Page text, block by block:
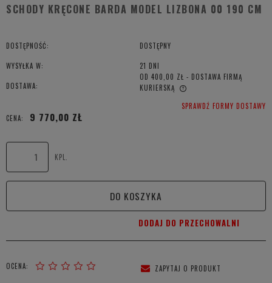
SCHODY KRĘCONE BARDA MODEL LIZBONA 00 190 CM
DOSTĘPNOŚĆ: DOSTĘPNY
WYSYŁKA W: 21 DNI
DOSTAWA:
OD 400,00 ZŁ - DOSTAWA FIRMĄ
KURIERSKĄ
CENA NIE ZAWIERA EWENTUALNYCH KOSZTÓW PŁATNOŚCISPRAWDŹ FORMY DOSTAWY
CENA:
9 770,00 ZŁ
KPL.
DO KOSZYKA
DODAJ DO PRZECHOWALNI
OCENA: ZAPYTAJ O PRODUKT